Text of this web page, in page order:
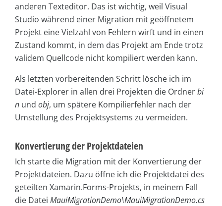
anderen Texteditor. Das ist wichtig, weil Visual
Studio während einer Migration mit geöffnetem
Projekt eine Vielzahl von Fehlern wirft und in einen
Zustand kommt, in dem das Projekt am Ende trotz
validem Quellcode nicht kompiliert werden kann.
Als letzten vorbereitenden Schritt lösche ich im
Datei-Explorer in allen drei Projekten die Ordnerbi
n und obj, um spätere Kompilierfehler nach der
Umstellung des Projektsystems zu vermeiden.
Konvertierung der Projektdateien
Ich starte die Migration mit der Konvertierung der
Projektdateien. Dazu öffne ich die Projektdatei des
geteilten Xamarin.Forms-Projekts, in meinem Fall
die Datei MauiMigrationDemo\MauiMigrationDemo.cs